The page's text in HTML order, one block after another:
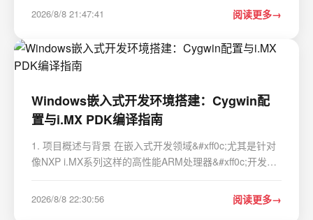
要快速把音轨转换成字幕文本。相信很多朋友在工作、学
2026/8/8 21:47:41 阅读更多
Windows嵌入式开发环境搭建：Cygwin配
置与i.MX PDK编译指南
1. 项目概述与背景 在嵌入式开发领域&#xff0c;尤其是针对
像NXP i.MX系列这样的高性能ARM处理器&#xff0c;开发环
的工程师&#xff0c;尤其是从纯Windows环境转过来的
&#xff0c;最头疼的就是那一套在Linux下习以为常…
2026/8/8 22:30:56 阅读更多